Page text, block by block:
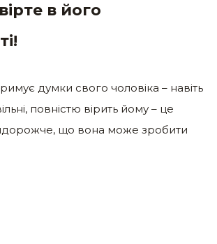
в його
думки свого чоловіка – навіть
повністю вірить йому – це
що вона може зробити